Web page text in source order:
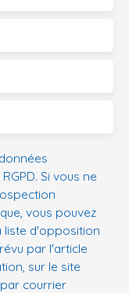
Si vous ne
vous pouvez
liste d'opposition
par l'article
sur le site
courrier